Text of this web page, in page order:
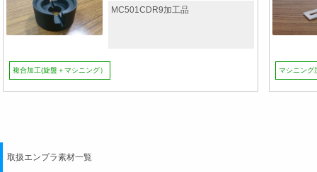
MC501CDR9加工品
複合加工(旋盤＋マシニング） マシニング
取扱エンプラ素材一覧